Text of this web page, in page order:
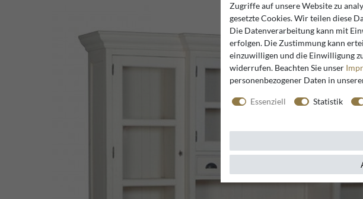
Zugriffe auf unsere Website zu
gesetzte Cookies. Wir teilen diese
Die Datenverarbeitung kann mit
erfolgen. Die Zustimmung kann
einzuwilligen und die Einwilligung
widerrufen. Beachten Sie unser
personenbezogener Daten in
Essenziell Statistik